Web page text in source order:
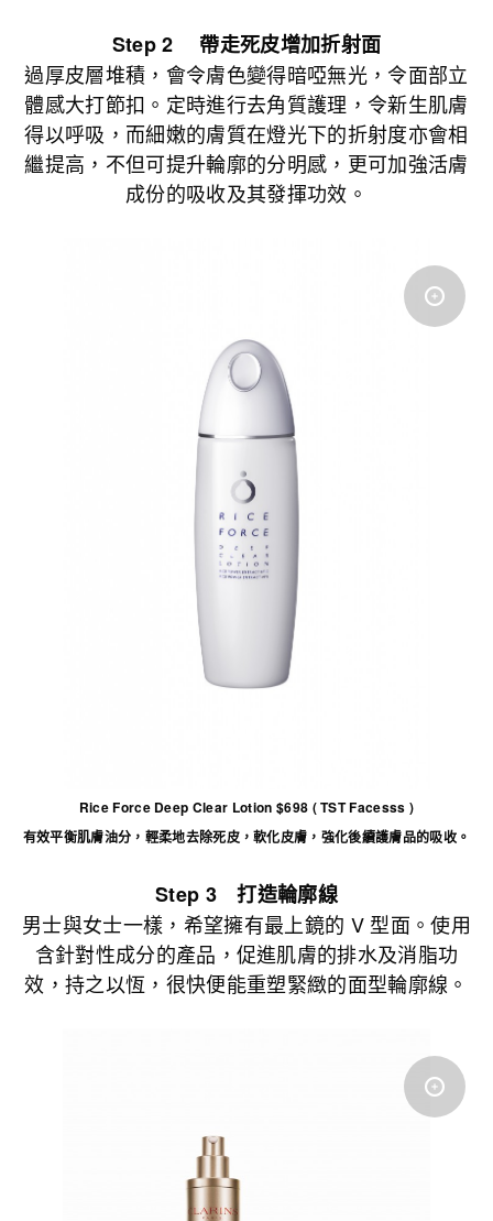
Step 2 帶走死皮增加折射面
過厚皮層堆積，會令膚色變得暗啞無光，令面部立
體感大打節扣。定時進行去角質護理，令新生肌膚
得以呼吸，而細嫩的膚質在燈光下的折射度亦會相
繼提高，不但可提升輪廓的分明感，更可加強活膚
成份的吸收及其發揮功效。
Rice Force Deep Clear Lotion $698 ( TST Facesss )
有效平衡肌膚油分，輕柔地去除死皮，軟化皮膚，強化後續護膚品的吸收。
Step 3 打造輪廓線
男士與女士一樣，希望擁有最上鏡的 V 型面。使用
含針對性成分的產品，促進肌膚的排水及消脂功
效，持之以恆，很快便能重塑緊緻的面型輪廓線。